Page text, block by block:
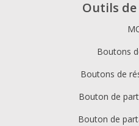
Outils
Boutons
Boutons de
Bouton de
Bouton de